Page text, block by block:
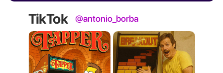
TikTok @antonio_borba